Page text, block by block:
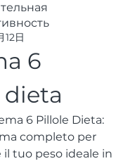
12日
6
6 Pillole Dieta:
completo per
tuo peso ideale in